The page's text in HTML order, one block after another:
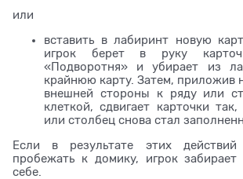
или
вставить в лабиринт новую
игрок берет в руку
«Подворотня» и убирает из
крайнюю карту. Затем, приложив
внешней стороны к ряду или
клеткой, сдвигает карточки
или столбец снова стал
Если в результате этих
пробежать к домику, игрок забирает
себе.